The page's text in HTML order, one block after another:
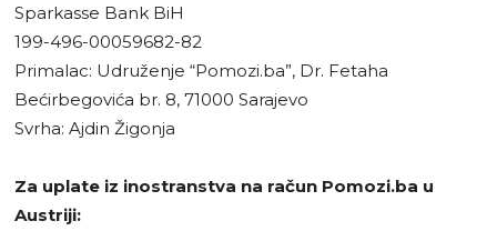
Sparkasse Bank BiH
199-496-00059682-82
Primalac: Udruženje “Pomozi.ba”, Dr. Fetaha
Bećirbegovića br. 8, 71000 Sarajevo
Svrha: Ajdin Žigonja
Za uplate iz inostranstva na račun Pomozi.ba u
Austriji: